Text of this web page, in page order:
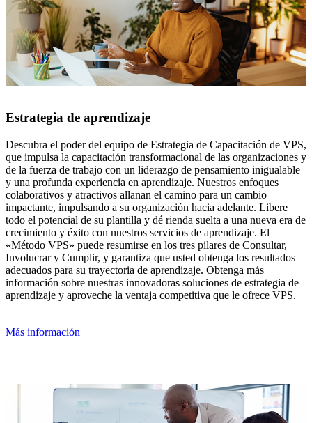
Estrategia de aprendizaje
Descubra el poder del equipo de Estrategia de Capacitación de VPS,
que impulsa la capacitación transformacional de las organizaciones y
de la fuerza de trabajo con un liderazgo de pensamiento inigualable
y una profunda experiencia en aprendizaje. Nuestros enfoques
colaborativos y atractivos allanan el camino para un cambio
impactante, impulsando a su organización hacia adelante. Libere
todo el potencial de su plantilla y dé rienda suelta a una nueva era de
crecimiento y éxito con nuestros servicios de aprendizaje. El
«Método VPS» puede resumirse en los tres pilares de Consultar,
Involucrar y Cumplir, y garantiza que usted obtenga los resultados
adecuados para su trayectoria de aprendizaje. Obtenga más
información sobre nuestras innovadoras soluciones de estrategia de
aprendizaje y aproveche la ventaja competitiva que le ofrece VPS.
Más información